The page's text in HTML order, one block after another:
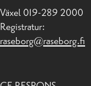
Växel 019-289 2000
Registratur:
raseborg@raseborg.fi